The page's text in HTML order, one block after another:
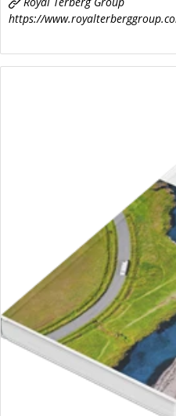
https://